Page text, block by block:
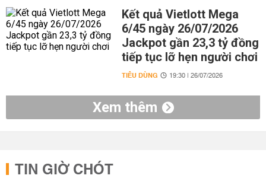
Kết quả Vietlott Mega
6/45 ngày 26/07/2026
Jackpot gần 23,3 tỷ đồng
tiếp tục lỡ hẹn người chơi
TIÊU DÙNG 19:30 | 26/07/2026
Xem thêm
TIN GIỜ CHÓT